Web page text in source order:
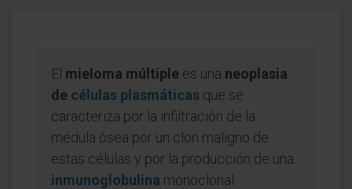
El mieloma múltiple es una neoplasia
de células plasmáticas que se
caracteriza por la infiltración de la
médula ósea por un clon maligno de
estas células y por la producción de una
inmunoglobulina monoclonal